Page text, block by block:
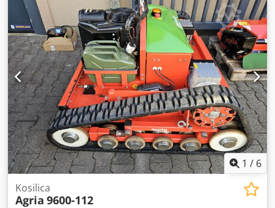
1 / 6
Kosilica
Agria 9600-112